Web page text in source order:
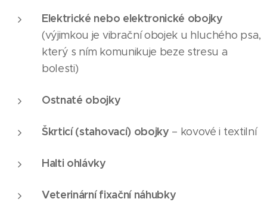
Elektrické nebo elektronické obojky
(výjimkou je vibrační obojek u hluchého psa,
který s ním komunikuje beze stresu a
bolesti)
Ostnaté obojky
Škrticí (stahovací) obojky – kovové i textilní
Halti ohlávky
Veterinární fixační náhubky